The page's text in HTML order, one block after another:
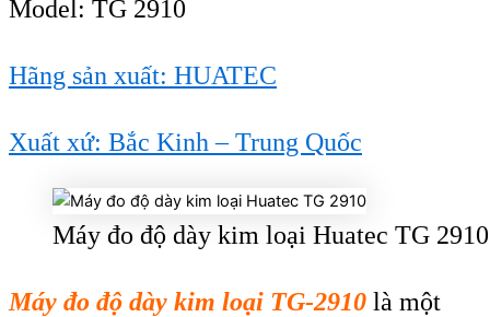
Model: TG 2910
Hãng sản xuất: HUATEC
Xuất xứ: Bắc Kinh – Trung Quốc
Máy đo độ dày kim loại Huatec TG 2910
Máy đo độ dày kim loại TG-2910 là một